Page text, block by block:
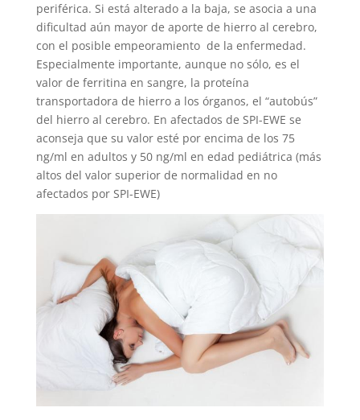
periférica. Si está alterado a la baja, se asocia a una
dificultad aún mayor de aporte de hierro al cerebro,
con el posible empeoramiento de la enfermedad.
Especialmente importante, aunque no sólo, es el
valor de ferritina en sangre, la proteína
transportadora de hierro a los órganos, el “autobús”
del hierro al cerebro. En afectados de SPI-EWE se
aconseja que su valor esté por encima de los 75
ng/ml en adultos y 50 ng/ml en edad pediátrica (más
altos del valor superior de normalidad en no
afectados por SPI-EWE)